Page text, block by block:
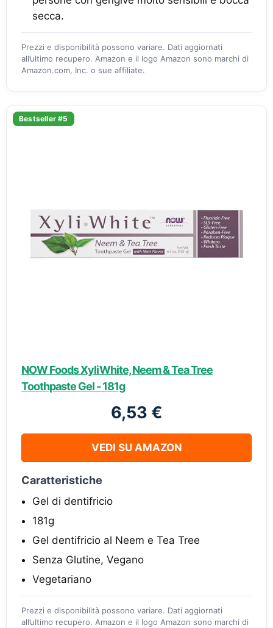
secca.
Prezzi e disponibilità possono variare. Dati aggiornati
all’ultimo recupero. Amazon e il logo Amazon sono marchi di
Amazon.com, Inc. o sue affiliate.
Bestseller #5
NOW Foods XyliWhite, Neem & Tea Tree
Toothpaste Gel - 181g
6,53 €
VEDI SU AMAZON
Caratteristiche
Gel di dentifricio
181g
Gel dentifricio al Neem e Tea Tree
Senza Glutine, Vegano
Vegetariano
Prezzi e disponibilità possono variare. Dati aggiornati
all’ultimo recupero. Amazon e il logo Amazon sono marchi di